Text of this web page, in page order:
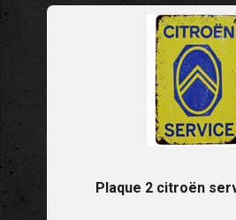
Plaque 2 citroën